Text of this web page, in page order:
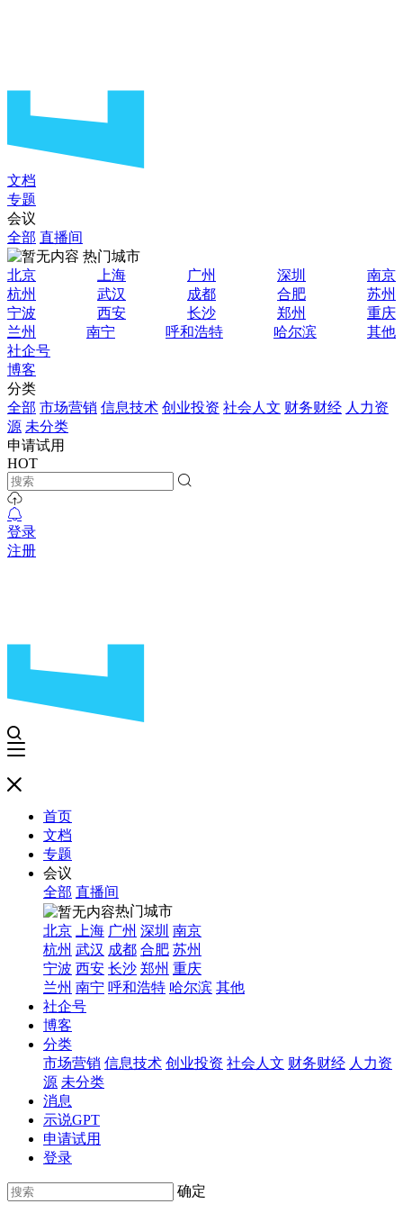
文档
专题
会议
全部 直播间
热门城市
北京
上海 广州 深圳
南京
杭州
武汉 成都 合肥
苏州
宁波
西安 长沙 郑州
重庆
兰州
南宁 呼和浩特 哈尔滨
其他
社企号
博客
分类
全部 市场营销 信息技术 创业投资 社会人文 财务财经 人力资
源 未分类
申请试用
HOT
登录
注册
首页
文档
专题
会议
全部 直播间
热门城市
北京
上海 广州 深圳 南京
杭州 武汉 成都 合肥 苏州
宁波 西安 长沙 郑州 重庆
兰州 南宁 呼和浩特 哈尔滨 其他
社企号
博客
分类
市场营销 信息技术 创业投资 社会人文 财务财经 人力资
源 未分类
消息
示说GPT
申请试用
登录
确定